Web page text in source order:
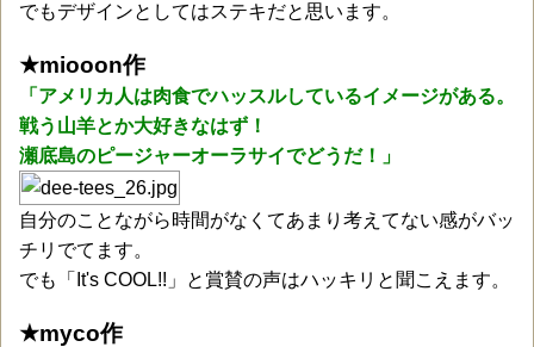
でもデザインとしてはステキだと思います。
★miooon作
「アメリカ人は肉食でハッスルしているイメージがある。
戦う山羊とか大好きなはず！
瀬底島のピージャーオーラサイでどうだ！」
自分のことながら時間がなくてあまり考えてない感がバッ
チリでてます。
でも「It's COOL!!」と賞賛の声はハッキリと聞こえます。
★myco作